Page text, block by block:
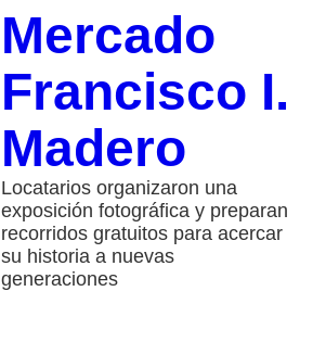
Mercado
Francisco I.
Madero
Locatarios organizaron una
exposición fotográfica y preparan
recorridos gratuitos para acercar
su historia a nuevas
generaciones